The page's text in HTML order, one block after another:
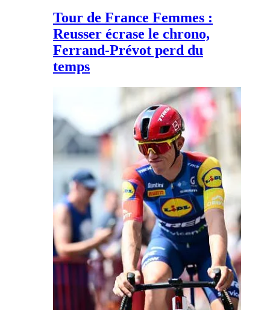
Tour de France Femmes :
Reusser écrase le chrono,
Ferrand-Prévot perd du
temps